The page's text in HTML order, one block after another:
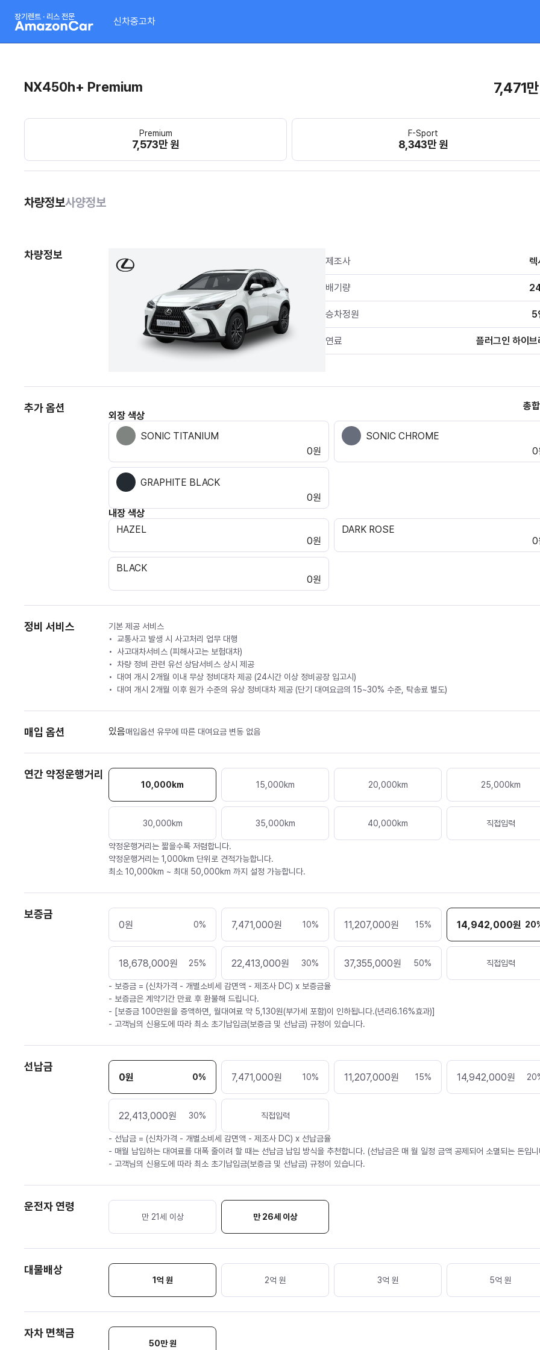
장기렌트 · 리스 전문 신차중고차
NX450h+ Premium 7,471
Premium
7,573만 원
F-Sport
8,343만 원
차량정보사양정보
차량정보
제조사 렉
배기량
승차정원 5
연료 플러그인 하이브
추가 옵션
총합
외장 색상
SONIC TITANIUM
0원
SONIC CHROME
0
GRAPHITE BLACK
0원
내장 색상
HAZEL
0원
DARK ROSE
0
BLACK
0원
정비 서비스
기본 제공 서비스
교통사고 발생 시 사고처리 업무 대행
사고대차서비스 (피해사고는 보험대차)
차량 정비 관련 유선 상담서비스 상시 제공
대여 개시 2개월 이내 무상 정비대차 제공 (24시간 이상 정비공장 입고시)
대여 개시 2개월 이후 원가 수준의 유상 정비대차 제공 (단기 대여요금의 15~30% 수준, 탁송료 별도)
매입 옵션 있음매입옵션 유무에 따른 대여요금 변동 없음
연간 약정운행거리
10,000 km 15,000km 20,000km 25,000km
30,000km 35,000km 40,000km 직접입력
약정운행거리는 짧을수록 저렴합니다.
약정운행거리는 1,000km 단위로 견적가능합니다.
최소 10,000km ~ 최대 50,000km 까지 설정 가능합니다.
보증금
0원 0% 7,471,000원 10% 11,207,000원 15% 14,942,000원 20
18,678,000원 25% 22,413,000원 30% 37,355,000원 50% 직접입력
- 보증금 = (신차가격 - 개별소비세 감면액 - 제조사 DC) x 보증금율
- 보증금은 계약기간 만료 후 환불해 드립니다.
- [보증금 100만원을 증액하면, 월대여료 약 5,130원(부가세 포함)이 인하됩니다.(년리6.16%효과)]
- 고객님의 신용도에 따라 최소 초기납입금(보증금 및 선납금) 규정이 있습니다.
선납금
0원 0% 7,471,000원 10% 11,207,000원 15% 14,942,000원 20
22,413,000원 30% 직접입력
- 선납금 = (신차가격 - 개별소비세 감면액 - 제조사 DC) x 선납금율
- 매월 납입하는 대여료를 대폭 줄이려 할 때는 선납금 납입 방식을 추천합니다. (선납금은 매 월 일정 금액 공제되어 소멸되는 돈입
- 고객님의 신용도에 따라 최소 초기납입금(보증금 및 선납금) 규정이 있습니다.
운전자 연령
만 21세 이상 만 26세 이상
대물배상
1억 원 2억 원 3억 원 5억 원
자차 면책금
50만 원